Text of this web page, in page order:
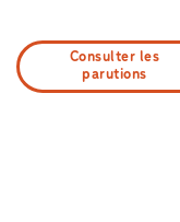
Consulter les
parutions